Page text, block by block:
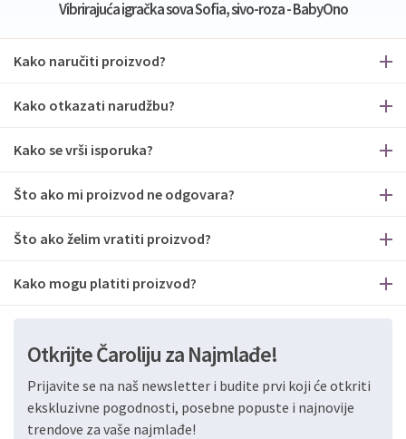
Vibrirajuća igračka sova Sofia, sivo-roza - BabyOno
Kako naručiti proizvod?
Kako otkazati narudžbu?
Kako se vrši isporuka?
Što ako mi proizvod ne odgovara?
Što ako želim vratiti proizvod?
Kako mogu platiti proizvod?
Otkrijte Čaroliju za Najmlađe!
Prijavite se na naš newsletter i budite prvi koji će otkriti
ekskluzivne pogodnosti, posebne popuste i najnovije
trendove za vaše najmlađe!